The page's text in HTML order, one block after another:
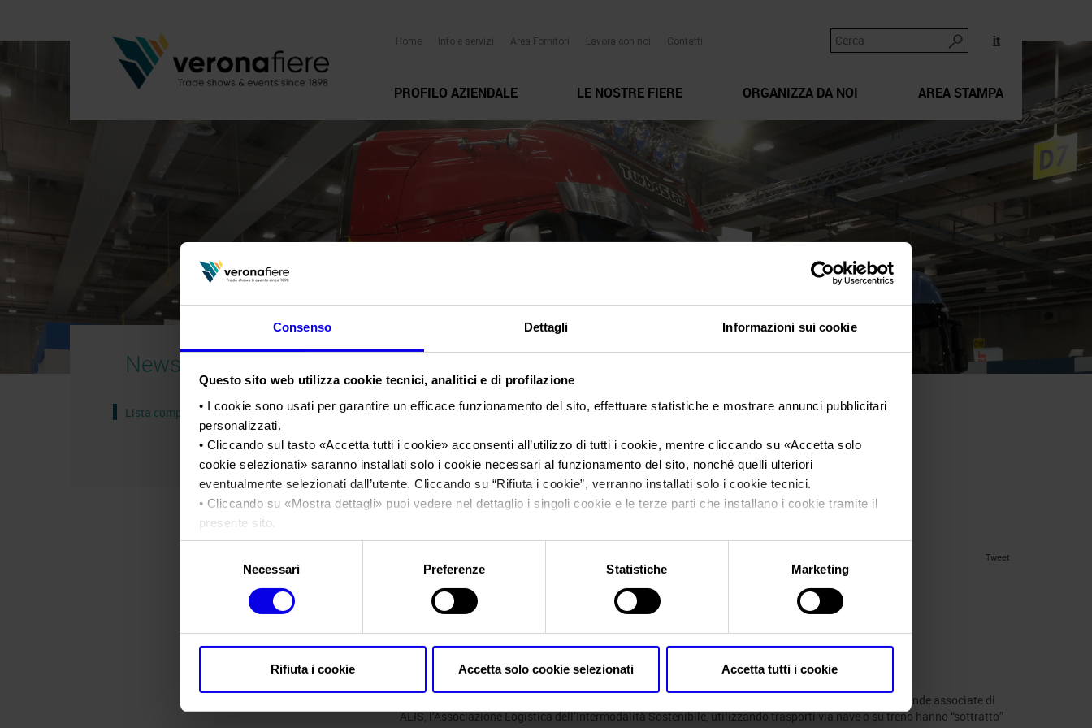
Consenso Dettagli Informazioni sui cookie
Questo sito web utilizza cookie tecnici, analitici e di profilazione
• I cookie sono usati per garantire un efficace funzionamento del sito, effettuare statistiche e mostrare annunci pubblicitari
personalizzati.
• Cliccando sul tasto «Accetta tutti i cookie» acconsenti all’utilizzo di tutti i cookie, mentre cliccando su «Accetta solo
cookie selezionati» saranno installati solo i cookie necessari al funzionamento del sito, nonché quelli ulteriori
eventualmente selezionati dall’utente. Cliccando su “Rifiuta i cookie”, verranno installati solo i cookie tecnici.
• Cliccando su «Mostra dettagli» puoi vedere nel dettaglio i singoli cookie e le terze parti che installano i cookie tramite il
presente sito.
•Clicca quiper visualizzare l'informativa sulla privacy.
Necessari Preferenze Statistiche Marketing
Rifiuta i cookie Accetta solo cookie selezionati Accetta tutti i cookie
it
Home Info e servizi Area Fornitori Lavora con noi Contatti
PROFILO AZIENDALE LE NOSTRE FIERE ORGANIZZA DA NOI AREA STAMPA
News
Lista completa Sei in:News
Con LETExpo il futuro della
logistica è green
Tweet
Posts Tagged:
grimaldi
Con LETExpo il futuro della logistica è green
Marzo 18th, 2022byUfficio Stampa Veronafiere filed underNews.
Dalla strada al mare e poi alla ferrovia il passo è breve. E fa bene all’ambiente. Nel 2021, le 1.800 aziende associate di
ALIS, l’Associazione Logistica dell’Intermodalità Sostenibile, utilizzando trasporti via nave o su treno hanno “sottratto”